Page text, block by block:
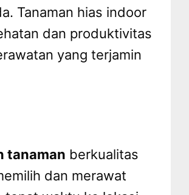
Tanaman hias indoor
dan produktivitas
yang terjamin
tanaman berkualitas
dan merawat